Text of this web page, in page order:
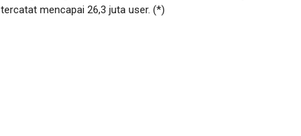
tercatat mencapai 26,3 juta user. (*)